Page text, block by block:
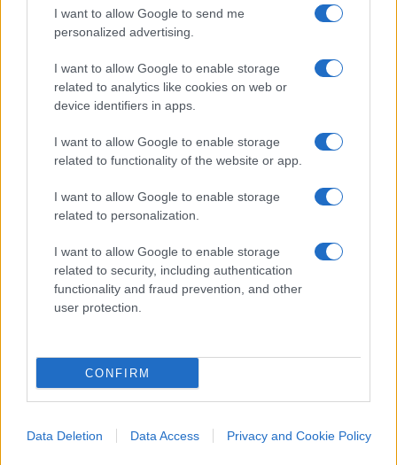
I want to allow Google to send me
personalized advertising.
I want to allow Google to enable storage
related to analytics like cookies on web or
device identifiers in apps.
I want to allow Google to enable storage
related to functionality of the website or app.
I want to allow Google to enable storage
related to personalization.
I want to allow Google to enable storage
related to security, including authentication
functionality and fraud prevention, and other
user protection.
CONFIRM
Data Deletion Data Access Privacy and Cookie Policy
Giuseppe De Lorenzo, 16 marzo 2025
Nicolaporro.it è anche su Whatsapp. È sufficiente
cliccare quiper iscriversi al canale ed essere sempre
aggiornati (gratis).
#MICHELE SERRA
SEDUTE SATIRICHE
Vignetta del 07/08/2026